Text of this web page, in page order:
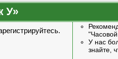
У»
.
"Часовой
У нас
знайте,